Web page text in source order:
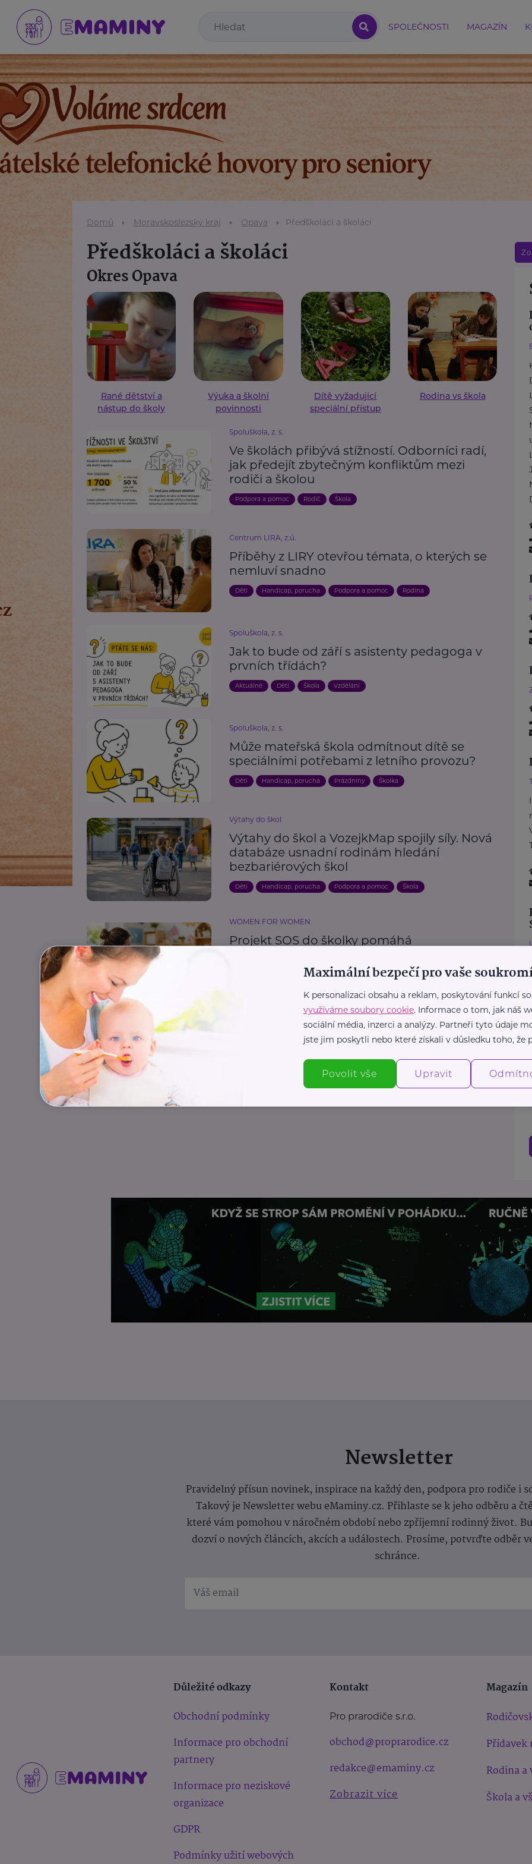
SPOLEČNOSTI MAGAZÍN
Domů Moravskoslezský kraj Opava Předškoláci a školáci
Předškoláci a školáci
Okres Opava
Rané dětství a
nástup do školy
Výuka a školní
povinnosti
Dítě vyžadující
speciální přístup
Rodina vs škola
Spoluškola, z. s.
Ve školách přibývá stížností. Odborníci radí,
jak předejít zbytečným konfliktům mezi
rodiči a školou
Podpora a pomoc Rodič Škola
Centrum LIRA, z.ú.
Příběhy z LIRY otevřou témata, o kterých se
nemluví snadno
Děti Handicap, porucha Podpora a pomoc Rodina
Spoluškola, z. s.
Jak to bude od září s asistenty pedagoga v
prvních třídách?
Aktuálně Děti Škola Vzdělání
Spoluškola, z. s.
Může mateřská škola odmítnout dítě se
speciálními potřebami z letního provozu?
Děti Handicap, porucha Prázdniny Školka
Výtahy do škol
Výtahy do škol a VozejkMap spojily síly. Nová
databáze usnadní rodinám hledání
bezbariérových škol
Děti Handicap, porucha Podpora a pomoc Škola
WOMEN FOR WOMEN
Projekt SOS do školky pomáhá
Finance Práce, zaměstnání Rodič Školka
Výživa
Další články
Newsletter
Pravidelný přísun novinek, inspirace na každý den, podpora pro rodiče i
Takový je Newsletter webu eMaminy.cz. Přihlaste se k jeho odběru a
které vám pomohou v náročném období nebo zpříjemní rodinný život.
dozví o nových článcích, akcích a událostech. Prosíme, potvrďte odběr
schránce.
Důležité odkazy
Obchodní podmínky
Informace pro obchodní
partnery
Informace pro neziskové
organizace
GDPR
Podmínky užití webových
Kontakt
Pro prarodiče s.r.o.
obchod@proprarodice.cz
redakce@emaminy.cz
Zobrazit více
Magazín
Přídavek
Rodina a
Škola a
Maximální bezpečí pro vaše
K personalizaci obsahu a reklam, poskytování funkcí
využíváme soubory cookie. Informace o tom, jak náš
sociální média, inzerci a analýzy. Partneři tyto údaje
jste jim poskytli nebo které získali v důsledku toho, že
Povolit vše Upravit